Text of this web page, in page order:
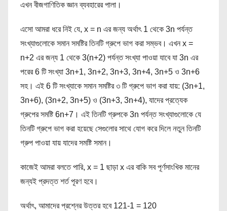
এখন বীজগাণিতিক জ্ঞান ব্যবহারের পালা।
এসো আমরা ধরে নিই যে, x = n এর জন্য অর্থাৎ 1 থেকে 3n পর্যন্ত
সংখ্যাগুলোকে সমান সমষ্টির তিনটি গ্রুপে ভাগ করা সম্ভব। এখন x =
n+2 এর জন্য 1 থেকে 3(n+2) পর্যন্ত সংখ্যা পাওয়া যাবে যা 3n এর
পরের 6 টি সংখ্যা 3n+1, 3n+2, 3n+3, 3n+4, 3n+5 ও 3n+6
সহ। এই 6 টি সংখ্যাকে সমান সমষ্টির ৩ টি গ্রুপে ভাগ করা যায়: (3n+1,
3n+6), (3n+2, 3n+5) ও (3n+3, 3n+4), যাদের প্রত্যেক
গ্রুপের সমষ্টি 6n+7। এই তিনটি গ্রুপকে 3n পর্যন্ত সংখ্যাগুলোকে যে
তিনটি গ্রুপে ভাগ করা হয়েছে সেগুলোর সাথে যোগ করে দিলে নতুন তিনটি
গ্রুপ পাওয়া যায় যাদের সমষ্টি সমান।
কাজেই আমরা বলতে পারি, x = 1 ছাড়া x এর বাকি সব পূর্ণসাংখিক মানের
জন্যই প্রদত্ত শর্ত পূরণ হবে।
অর্থাৎ, আমাদের প্রশ্নের উত্তর হবে 121-1 = 120